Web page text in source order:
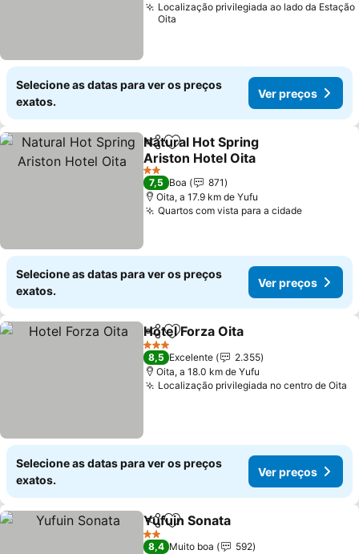
Localização privilegiada ao lado da Estação
Oita
Selecione as datas para ver os preços
exatos.
Ver preços
PartilharAdicionar aos favoritos
Natural Hot Spring
Ariston Hotel Oita
Ver preços
2 Estrelas
7,5 Boa
871
Oita, a 17.9 km de Yufu
Quartos com vista para a cidadeVer
Selecione as datas para ver os preços
exatos.
Ver preços
PartilharAdicionar aos favoritos
Hotel Forza Oita
3 Estrelas
8,5 Excelente
2.355
Oita, a 18.0 km de Yufu
Localização privilegiada no centro de Oita
Selecione as datas para ver os preços
exatos.
Ver preços
PartilharAdicionar aos favoritos
Yufuin Sonata
2 Estrelas
8,4 Muito boa
592